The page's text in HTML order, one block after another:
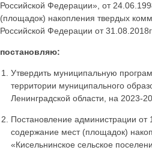
Российской Федерации», от
(площадок) накопления твердых
Российской Федерации от
постановляю:
Утвердить муниципальную
территории муниципального
Ленинградской области, на 2023-
Постановление администрации
содержание мест (площадок)
«Кисельнинское сельское